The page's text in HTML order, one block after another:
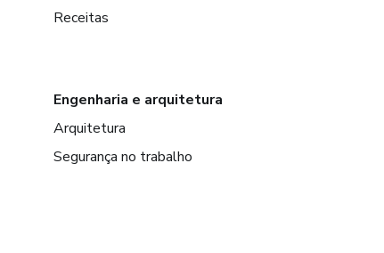
Receitas
Engenharia e arquitetura
Arquitetura
Segurança no trabalho